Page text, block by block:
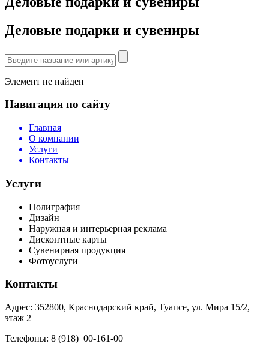
Деловые подарки и сувениры
Элемент не найден
Навигация по сайту
Главная
О компании
Услуги
Контакты
Услуги
Полиграфия
Дизайн
Наружная и интерьерная реклама
Дисконтные карты
Сувенирная продукция
Фотоуслуги
Контакты
Адрес: 352800, Краснодарский край, Туапсе, ул. Мира 15/2,
этаж 2
Телефоны: 8 (918) 00-161-00